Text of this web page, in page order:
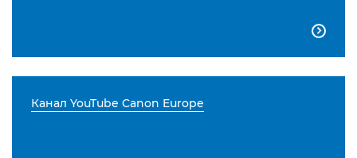

Канал YouTube Canon Europe